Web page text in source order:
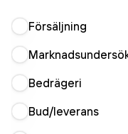
Försäljning
Bedrägeri
Bud/leverans